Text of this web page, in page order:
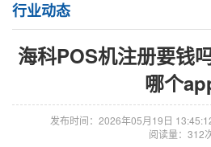
行业动态
海科POS机注册要钱
哪个
发布时间：2026年05月19日
阅读量：312